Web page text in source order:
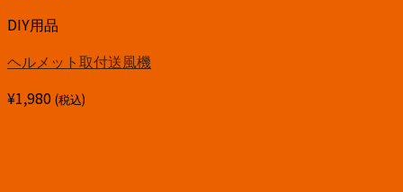
DIY用品
ヘルメット取付送風機
¥1,980 (税込)